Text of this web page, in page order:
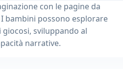
con le pagine da
bambini possono esplorare
sviluppando al
narrative.